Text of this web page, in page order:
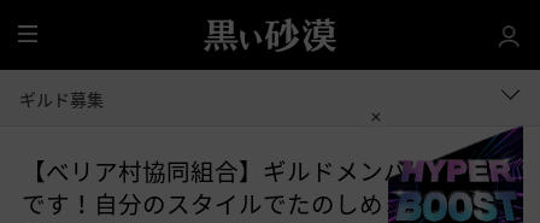
全
体
ギルド募集
【べリア村協同組合】ギルドメンバー大募集
です！自分のスタイルでたのしめます！！